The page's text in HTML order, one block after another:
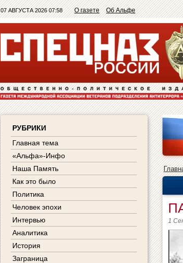
07 АВГУСТА 2026 07:58 О газете Об Альфе
РУБРИКИ
Главная тема
«Альфа»-Инфо
Наша Память
Как это было
Политика
Человек эпохи
Интервью
Аналитика
История
Заграница
1